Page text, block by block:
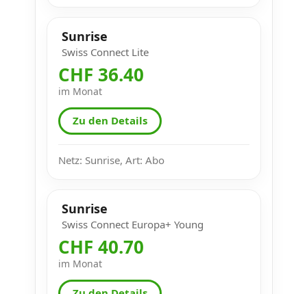
Sunrise
Swiss Connect Lite
CHF 36.40
im Monat
Zu den Details
Netz: Sunrise, Art: Abo
Sunrise
Swiss Connect Europa+ Young
CHF 40.70
im Monat